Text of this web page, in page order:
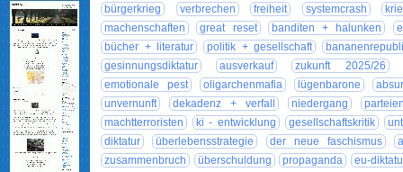
bürgerkrieg verbrechen freiheit systemcrash
machenschaften
great reset banditen + halunken
bücher + literatur
politik + gesellschaft
gesinnungsdiktatur
ausverkauf
zukunft 2025/26
emotionale pest
oligarchenmafia lügenbarone
unvernunft
dekadenz + verfall niedergang
machtterroristen
ki - entwicklung gesellschaftskritik
diktatur
überlebensstrategie der neue faschismus
zusammenbruch
überschuldung propaganda
eu-